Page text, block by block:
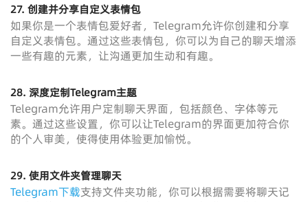
27. 创建并分享自定义表情包
如果你是一个表情包爱好者，Telegram允许你创建和分享
自定义表情包。通过这些表情包，你可以为自己的聊天增添
一些有趣的元素，让沟通更加生动和有趣。
28. 深度定制Telegram主题
Telegram允许用户定制聊天界面，包括颜色、字体等元
素。通过这些设置，你可以让Telegram的界面更加符合你
的个人审美，使得使用体验更加愉悦。
29. 使用文件夹管理聊天
Telegram下载支持文件夹功能，你可以根据需要将聊天记